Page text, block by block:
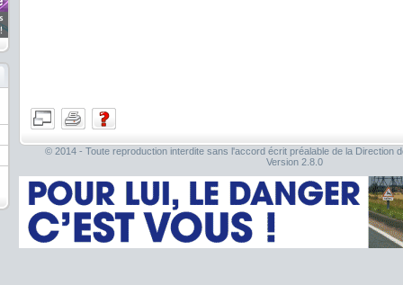
© 2014 - Toute reproduction interdite sans l'accord écrit préalable de la Direction
Version 2.8.0